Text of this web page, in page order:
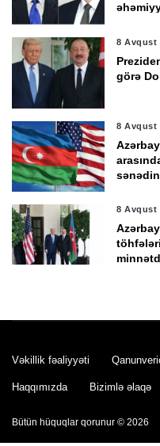
8 Avqust
görə
8 Avqust
8 Avqust
Vəkillik fəaliyyəti
Haqqımızda Bizimlə əlaqə
Bütün hüquqlar qorunur © 2026